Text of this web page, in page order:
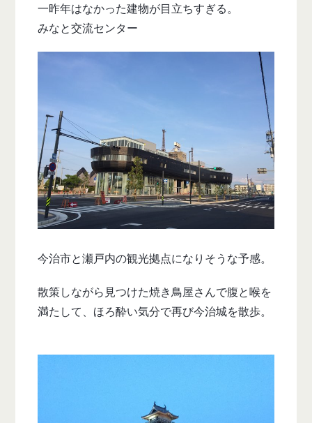
一昨年はなかった建物が目立ちすぎる。
みなと交流センター
今治市と瀬戸内の観光拠点になりそうな予感。
散策しながら見つけた焼き鳥屋さんで腹と喉を
満たして、ほろ酔い気分で再び今治城を散歩。